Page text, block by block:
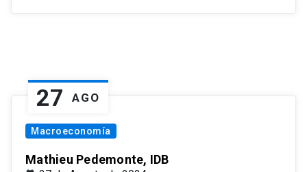
27 AGO
Macroeconomía
Mathieu Pedemonte, IDB